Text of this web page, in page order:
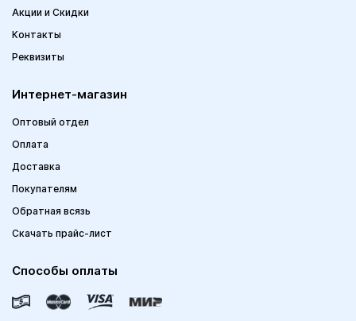
Акции и Скидки
Контакты
Реквизиты
Интернет-магазин
Оптовый отдел
Оплата
Доставка
Покупателям
Обратная всязь
Скачать прайс-лист
Способы оплаты